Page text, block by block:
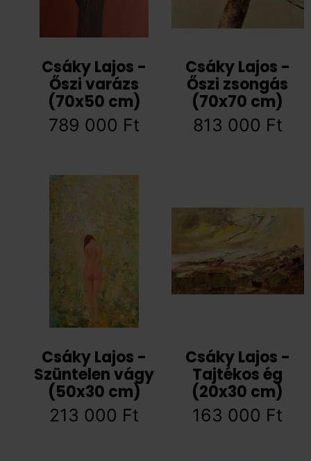
Csáky Lajos -
Őszi varázs
(70x50 cm)
789 000 Ft
Csáky Lajos -
Őszi zsongás
(70x70 cm)
813 000 Ft
Csáky Lajos -
Szüntelen vágy
(50x30 cm)
213 000 Ft
Csáky Lajos -
Tajtékos ég
(20x30 cm)
163 000 Ft